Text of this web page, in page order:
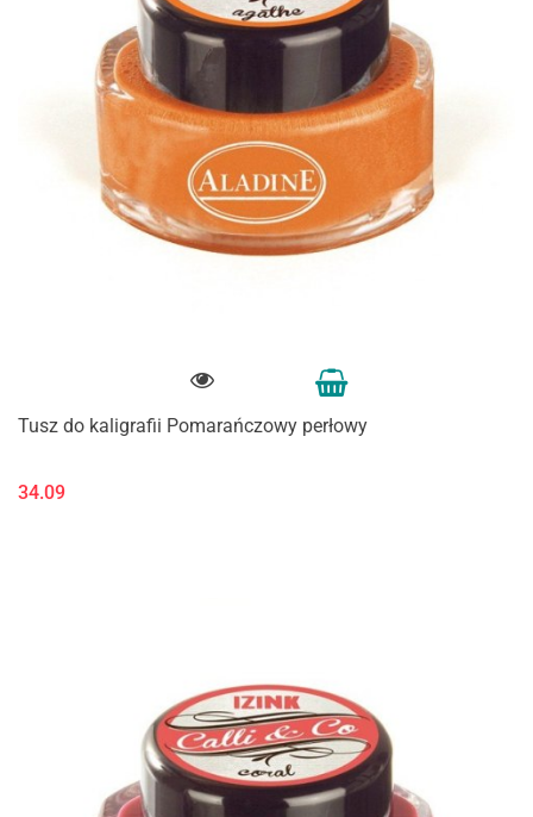
Tusz do kaligrafii Pomarańczowy perłowy
34.09